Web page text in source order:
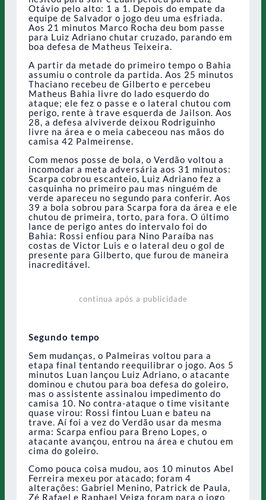
Otávio pelo alto: 1 a 1. Depois do empate da
equipe de Salvador o jogo deu uma esfriada.
Aos 21 minutos Marco Rocha deu bom passe
para Luiz Adriano chutar cruzado, parando em
boa defesa de Matheus Teixeira.
A partir da metade do primeiro tempo o Bahia
assumiu o controle da partida. Aos 25 minutos
Thaciano recebeu de Gilberto e percebeu
Matheus Bahia livre do lado esquerdo do
ataque; ele fez o passe e o lateral chutou com
perigo, rente à trave esquerda de Jailson. Aos
28, a defesa alviverde deixou Rodriguinho
livre na área e o meia cabeceou nas mãos do
camisa 42 Palmeirense.
Com menos posse de bola, o Verdão voltou a
incomodar a meta adversária aos 31 minutos:
Scarpa cobrou escanteio, Luiz Adriano fez a
casquinha no primeiro pau mas ninguém de
verde apareceu no segundo para conferir. Aos
39 a bola sobrou para Scarpa fora da área e ele
chutou de primeira, torto, para fora. O último
lance de perigo antes do intervalo foi do
Bahia: Rossi enfiou para Nino Paraíba nas
costas de Victor Luis e o lateral deu o gol de
presente para Gilberto, que furou de maneira
inacreditável.
continua após a publicidade
Segundo tempo
Sem mudanças, o Palmeiras voltou para a
etapa final tentando reequilibrar o jogo. Aos 5
minutos Luan lançou Luiz Adriano, o atacante
dominou e chutou para boa defesa do goleiro,
mas o assistente assinalou impedimento do
camisa 10. No contra-ataque o time visitante
quase virou: Rossi fintou Luan e bateu na
trave. Aí foi a vez do Verdão usar da mesma
arma: Scarpa enfiou para Breno Lopes, o
atacante avançou, entrou na área e chutou em
cima do goleiro.
Como pouca coisa mudou, aos 10 minutos Abel
Ferreira mexeu por atacado; foram 4
alterações: Gabriel Menino, Patrick de Paula,
Zé Rafael e Raphael Veiga foram para o jogo